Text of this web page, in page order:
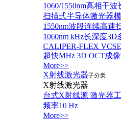
1060/1550nm高相干
扫描式半导体激光器
1550nm波段连续高速
1060nm kHz长深度
CALIPER-FLEX
超快MHz 3D OCT成
More>>
X射线激光器子分类
X射线激光器
台式X射线源 激光器
频率10 Hz
More>>